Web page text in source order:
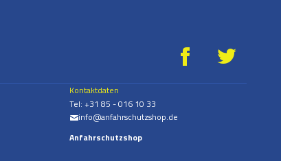
g *
Kontaktdaten
Tel:+31 85 - 016 10 33
%info@anfahrschutzshop.de
Anfahrschutzshop